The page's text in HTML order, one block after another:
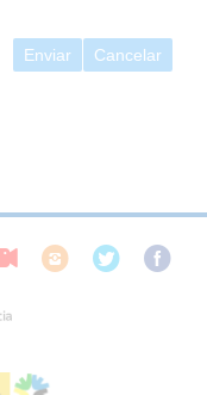
Enviar Cancelar